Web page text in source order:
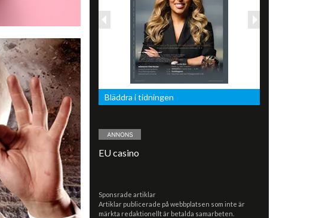
Bläddra i tidningen
EU casino
Sponsrade artiklar
Artiklar publicerade på webbplatsen som inte är
märkta redaktionellt är betalda samarbeten.